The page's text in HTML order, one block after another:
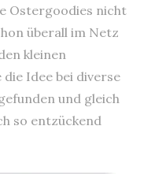
Ostergoodies nicht
überall im Netz
kleinen
die Idee bei diverse
und gleich
so entzückend